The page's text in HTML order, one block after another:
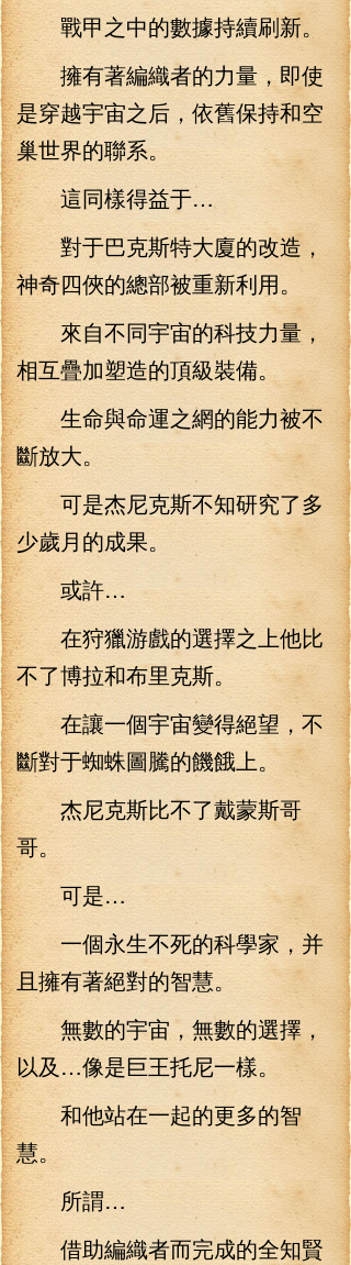
戰甲之中的數據持續刷新。
擁有著編織者的力量，即使
是穿越宇宙之后，依舊保持和空
巢世界的聯系。
這同樣得益于…
對于巴克斯特大廈的改造，
神奇四俠的總部被重新利用。
來自不同宇宙的科技力量，
相互疊加塑造的頂級裝備。
生命與命運之網的能力被不
斷放大。
可是杰尼克斯不知研究了多
少歲月的成果。
或許…
在狩獵游戲的選擇之上他比
不了博拉和布里克斯。
在讓一個宇宙變得絕望，不
斷對于蜘蛛圖騰的饑餓上。
杰尼克斯比不了戴蒙斯哥
哥。
可是…
一個永生不死的科學家，并
且擁有著絕對的智慧。
無數的宇宙，無數的選擇，
以及…像是巨王托尼一樣。
和他站在一起的更多的智
慧。
所謂…
借助編織者而完成的全知賢